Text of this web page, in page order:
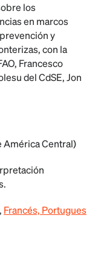
los
en marcos
y
con la
Francesco
del CdSE, Jon
América Central)
, Francés, Portugues